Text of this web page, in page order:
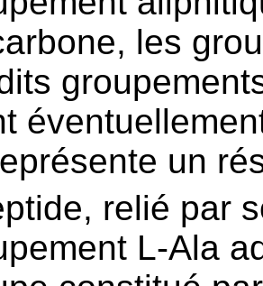
les
un
relié par
L-Ala